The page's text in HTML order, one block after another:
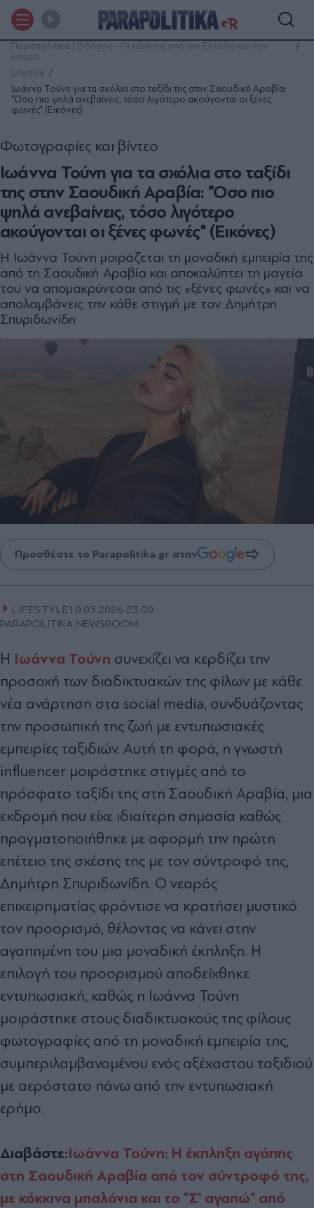
Παραπολιτικά | Ειδήσεις - Οι ειδήσεις από την Ελλάδα και τον
κόσμο
Lifestyle
Ιωάννα Τούνη για τα σχόλια στο ταξίδι της στην Σαουδική Αραβία:
"Όσο πιο ψηλά ανεβαίνεις, τόσο λιγότερο ακούγονται οι ξένες
φωνές" (Εικόνες)
Ιωάννα Τούνη για τα σχόλια στο ταξίδι
της στην Σαουδική Αραβία: "Όσο πιο
ψηλά ανεβαίνεις, τόσο λιγότερο
ακούγονται οι ξένες φωνές" (Εικόνες)
Φωτογραφίες και βίντεο
Η Ιωάννα Τούνη μοιράζεται τη μοναδική εμπειρία της
από τη Σαουδική Αραβία και αποκαλύπτει τη μαγεία
του να απομακρύνεσαι από τις «ξένες φωνές» και να
απολαμβάνεις την κάθε στιγμή με τον Δημήτρη
Σπυριδωνίδη
Προσθέστε το Parapolitika.gr στην
LIFESTYLE10.03.2026 23:00
PARAPOLITIKA NEWSROOM
Η Ιωάννα Τούνη συνεχίζει να κερδίζει την
προσοχή των διαδικτυακών της φίλων με κάθε
νέα ανάρτηση στα social media, συνδυάζοντας
την προσωπική της ζωή με εντυπωσιακές
εμπειρίες ταξιδιών. Αυτή τη φορά, η γνωστή
influencer μοιράστηκε στιγμές από το
πρόσφατο ταξίδι της στη Σαουδική Αραβία, μια
εκδρομή που είχε ιδιαίτερη σημασία καθώς
πραγματοποιήθηκε με αφορμή την πρώτη
επέτειο της σχέσης της με τον σύντροφό της,
Δημήτρη Σπυριδωνίδη. Ο νεαρός
επιχειρηματίας φρόντισε να κρατήσει μυστικό
τον προορισμό, θέλοντας να κάνει στην
αγαπημένη του μια μοναδική έκπληξη. Η
επιλογή του προορισμού αποδείχθηκε
εντυπωσιακή, καθώς η Ιωάννα Τούνη
μοιράστηκε στους διαδικτυακούς της φίλους
φωτογραφίες από τη μοναδική εμπειρία της,
συμπεριλαμβανομένου ενός αξέχαστου ταξιδιού
με αερόστατο πάνω από την εντυπωσιακή
ερήμο.
Διαβάστε:Ιωάννα Τούνη: Η έκπληξη αγάπης
στη Σαουδική Αραβία από τον σύντροφό της,
με κόκκινα μπαλόνια και το "Σ' αγαπώ" από